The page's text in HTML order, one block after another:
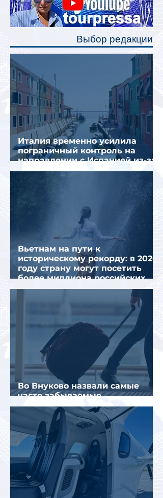
каждого спального места. Они
позволят пассажирам закрыть свою
полку во время сна или отдыха,
Выбор редакции
Италия временно усилила
пограничный контроль на
направлении с Испанией из-за
миграционного кризиса
Вьетнам на пути к
историческому рекорду: в 2026
году страну могут посетить
более миллиона российских
туристов
Во Внуково назвали самые
часто забываемые
пассажирами вещи